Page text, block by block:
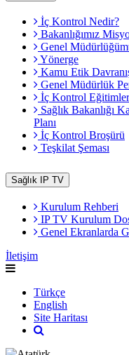
İç Kontrol Nedir?
Bakanlığımız
Genel
Yönerge
Kamu Etik
Genel Müdürlük
İç Kontrol
Sağlık Bakanlığı
Planı
İç Kontrol Broşürü
Teşkilat Şeması
Sağlık IP TV
Kurulum Rehberi
IP TV Kurulum
Genel Ekranlarda
İletişim
Türkçe
English
Site Haritası